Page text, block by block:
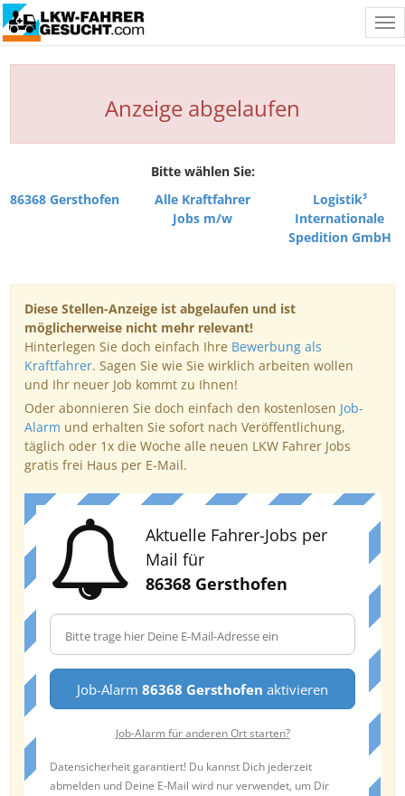
Anzeige abgelaufen
Bitte wählen Sie:
86368 Gersthofen
Alle Kraftfahrer
Jobs m/w
Logistik³
Internationale
Spedition GmbH
Diese Stellen-Anzeige ist abgelaufen und ist
möglicherweise nicht mehr relevant!
Hinterlegen Sie doch einfach Ihre Bewerbung als
Kraftfahrer. Sagen Sie wie Sie wirklich arbeiten wollen
und Ihr neuer Job kommt zu Ihnen!
Oder abonnieren Sie doch einfach den kostenlosen Job-
Alarm und erhalten Sie sofort nach Veröffentlichung,
täglich oder 1x die Woche alle neuen LKW Fahrer Jobs
gratis frei Haus per E-Mail.
Aktuelle Fahrer-Jobs per
Mail für
86368 Gersthofen
Job-Alarm 86368 Gersthofen aktivieren
Job-Alarm für anderen Ort starten?
Datensicherheit garantiert! Du kannst Dich jederzeit
abmelden und Deine E-Mail wird nur verwendet, um Dir